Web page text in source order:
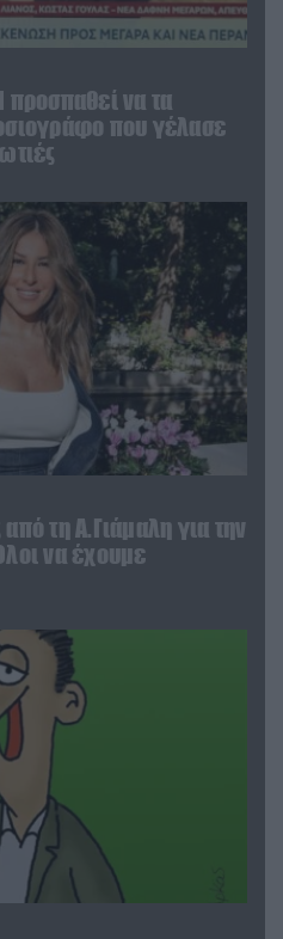
προσπαθεί να τα
που γέλασε
τη Α.Γιάμαλη για την
να έχουμε